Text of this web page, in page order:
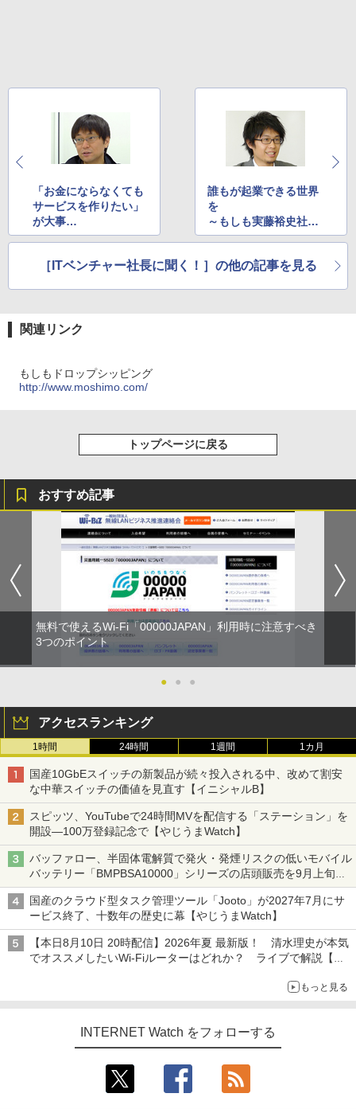
「お金にならなくても
サービスを作りたい」
が大事
～ユーザーローカル社
編）
誰もが起業できる世界
を
～もしも実藤裕史社長
（後編）
［ITベンチャー社長に聞く！］の他の記事を見る
関連リンク
もしもドロップシッピング
http://www.moshimo.com/
トップページに戻る
おすすめ記事
無料で使えるWi-Fi「00000JAPAN」利用時に注意すべき
3つのポイント
● ● ●
アクセスランキング
1時間 24時間 1週間 1カ月
国産10GbEスイッチの新製品が続々投入される中、改めて割安
な中華スイッチの価値を見直す【イニシャルB】
スピッツ、YouTubeで24時間MVを配信する「ステーション」を
開設―100万登録記念で【やじうまWatch】
バッファロー、半固体電解質で発火・発煙リスクの低いモバイル
バッテリー「BMPBSA10000」シリーズの店頭販売を9月上旬に
開始
国産のクラウド型タスク管理ツール「Jooto」が2027年7月にサ
ービス終了、十数年の歴史に幕【やじうまWatch】
【本日8月10日 20時配信】2026年夏 最新版！ 清水理史が本気
でオススメしたいWi-Fiルーターはどれか？ ライブで解説【清
もっと見る
INTERNET Watch をフォローする